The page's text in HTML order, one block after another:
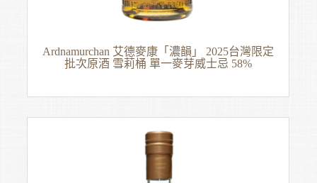
Ardnamurchan 艾德麥康「濃韻」 2025台灣限定
批次原酒 雪莉桶 單一麥芽威士忌 58%